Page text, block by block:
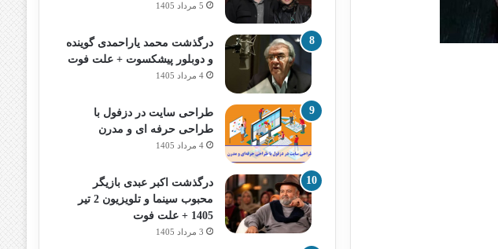
5 مرداد 1405
درگذشت محمد یاراحمدی گوینده
و دوبلور پیشکسوت + علت فوت
4 مرداد 1405
طراحی سایت در دزفول با
طراحی حرفه‌ ای و مدرن
4 مرداد 1405
درگذشت اکبر عبدی بازیگر
محبوب سینما و تلویزیون 2 تیر
1405 + علت فوت
3 مرداد 1405